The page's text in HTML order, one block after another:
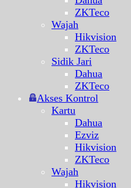
ZKTeco
Wajah
Hikvision
ZKTeco
Sidik Jari
Dahua
ZKTeco
Akses Kontrol
Kartu
Dahua
Ezviz
Hikvision
ZKTeco
Wajah
Hikvision